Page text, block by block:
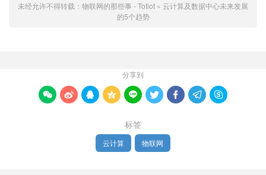
未经允许不得转载： 物联网的那些事 - Totiot » 云计算及数据中心未来发展
的5个趋势
分享到
        
标签
云计算 物联网